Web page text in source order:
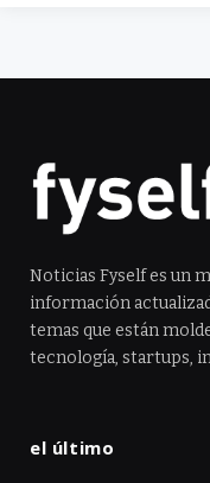
Noticias Fyself es un
información
temas que están
tecnología, startups,
el último